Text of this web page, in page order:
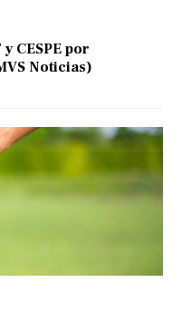
CESPE por
Noticias)